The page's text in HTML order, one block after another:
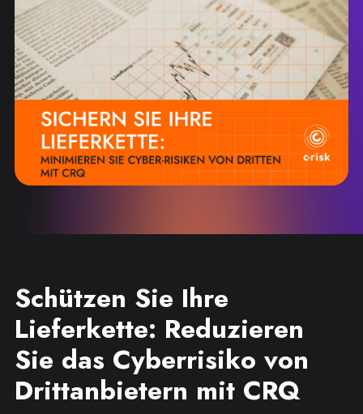
Schützen Sie Ihre
Lieferkette: Reduzieren
Sie das Cyberrisiko von
Drittanbietern mit CRQ